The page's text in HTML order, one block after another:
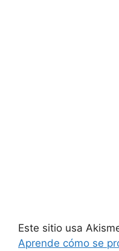
Este sitio usa
Aprende cómo se